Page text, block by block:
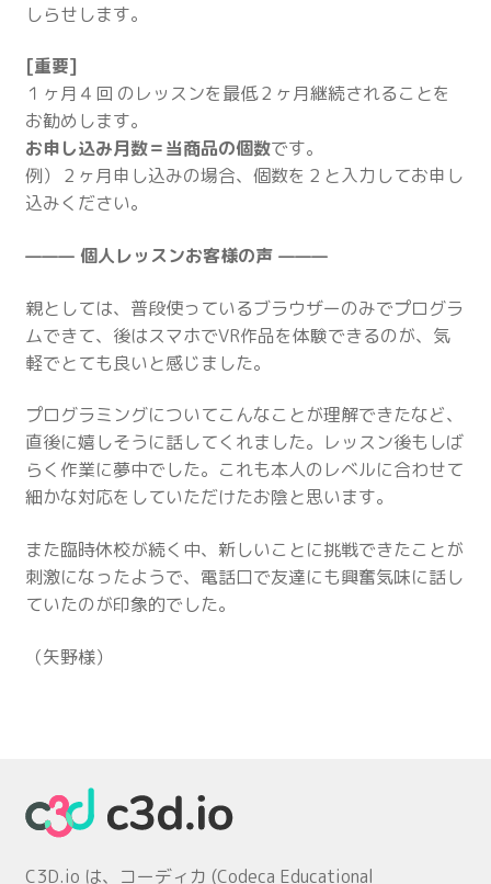
しらせします。
[重要]
１ヶ月４回 のレッスンを最低２ヶ月継続されることを
お勧めします。
お申し込み月数＝当商品の個数です。
例）２ヶ月申し込みの場合、個数を２と入力してお申し
込みください。
——— 個人レッスンお客様の声 ———
親としては、普段使っているブラウザーのみでプログラ
ムできて、後はスマホでVR作品を体験できるのが、気
軽でとても良いと感じました。
プログラミングについてこんなことが理解できたなど、
直後に嬉しそうに話してくれました。レッスン後もしば
らく作業に夢中でした。これも本人のレベルに合わせて
細かな対応をしていただけたお陰と思います。
また臨時休校が続く中、新しいことに挑戦できたことが
刺激になったようで、電話口で友達にも興奮気味に話し
ていたのが印象的でした。
（矢野様）
C3D.io は、コーディカ (Codeca Educational